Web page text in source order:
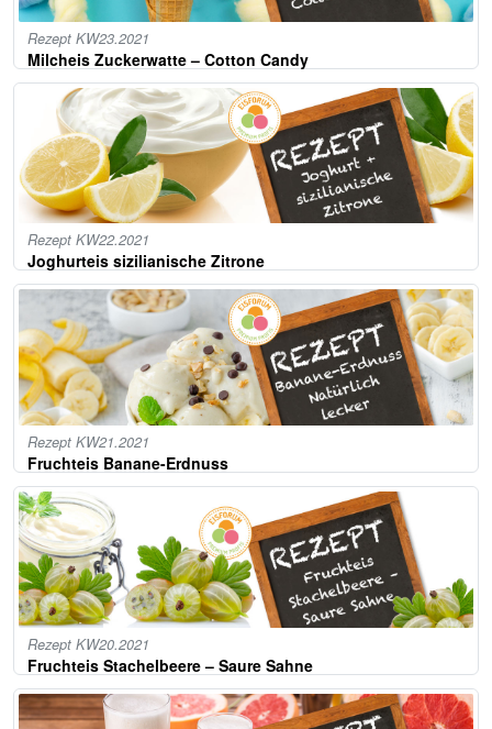
Rezept KW23.2021
Milcheis Zuckerwatte – Cotton Candy
Rezept KW22.2021
Joghurteis sizilianische Zitrone
Rezept KW21.2021
Fruchteis Banane-Erdnuss
Rezept KW20.2021
Fruchteis Stachelbeere – Saure Sahne